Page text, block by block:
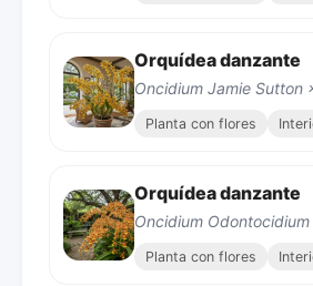
Orquídea danzante
Oncidium Jamie Sutton
Planta con flores
Orquídea danzante
Oncidium Odontocidium
Planta con flores